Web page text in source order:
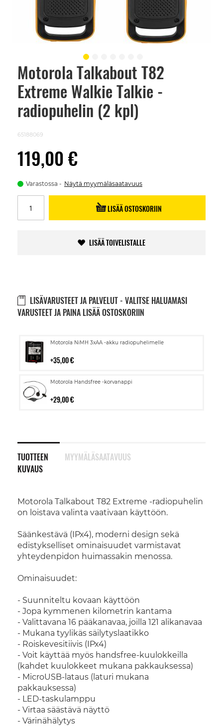
Motorola Talkabout T82
Extreme Walkie Talkie -
radiopuhelin (2 kpl)
65188069
119,00 €
Varastossa Näytä myymäläsaatavuus
LISÄÄ OSTOSKORIIN
LISÄÄ TOIVELISTALLE
LISÄVARUSTEET JA PALVELUT - VALITSE HALUAMASI
VARUSTEET JA PAINA LISÄÄ OSTOSKORIIN
Motorola NiMH 3xAA -akku radiopuhelimelle
35,00 €
Lisää
Motorola Handsfree -korvanappi
29,00 €
Lisää
TUOTTEEN
KUVAUS
Motorola Talkabout T82 Extreme -radiopuhelin
on loistava valinta vaativaan käyttöön.
Säänkestävä (IPx4), moderni design sekä
edistykselliset ominaisuudet varmistavat
yhteydenpidon huimassakin menossa.
Ominaisuudet:
- Suunniteltu kovaan käyttöön
- Jopa kymmenen kilometrin kantama
- Valittavana 16 pääkanavaa, joilla 121 alikanavaa
- Mukana tyylikäs säilytyslaatikko
- Roiskevesitiivis (IPx4)
- Voit käyttää myös handsfree-kuulokkeilla
(kahdet kuulokkeet mukana pakkauksessa)
- MicroUSB-lataus (laturi mukana
pakkauksessa)
- LED-taskulamppu
- Virtaa säästävä näyttö
- Värinähälytys
MYYMÄLÄSAATAVUUS
Skip
beginning
images